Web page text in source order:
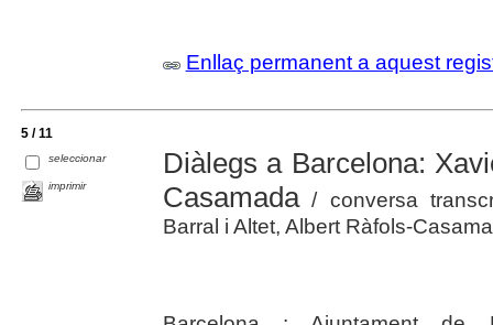
Enllaç permanent a aquest
5 / 11
seleccionar
imprimir
Diàlegs a Barcelona:
Casamada/ conversa
Barral i Altet, Albert Ràfols-